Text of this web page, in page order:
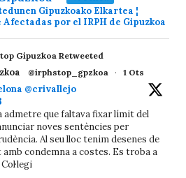
Gipuzkoako Elkartea ¦
por el IRPH de Gipuzkoa
Gipuzkoa Retweeted
@irphstop_gpzkoa · 1 Ots
@crivallejo
admetre que faltava fixar límit del
noves sentències per
Al seu lloc tenim desenes de
condemna a costes. Es troba a